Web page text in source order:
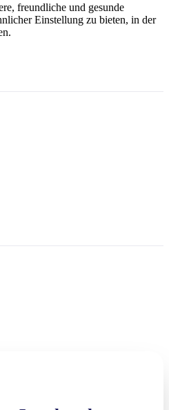
freundliche und gesunde
Einstellung zu bieten, in der